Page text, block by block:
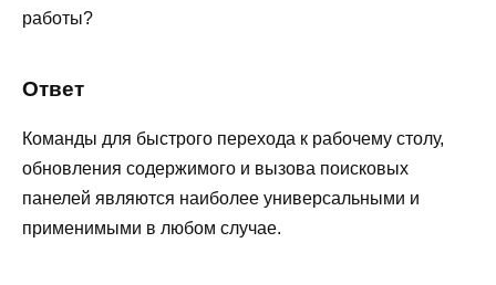
работы?
Ответ
Команды для быстрого перехода к рабочему столу,
обновления содержимого и вызова поисковых
панелей являются наиболее универсальными и
применимыми в любом случае.